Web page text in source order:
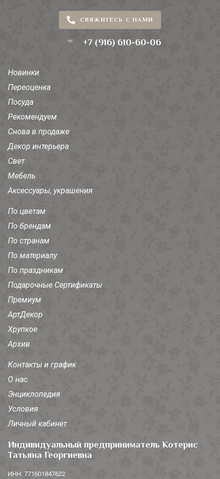
СВЯЖИТЕСЬ С НАМИ
+7 (916) 610-60-06
Новинки
Переоценка
Посуда
Рекомендуем
Снова в продаже
Декор интерьера
Свет
Мебель
Аксессуары, украшения
По цветам
По брендам
По странам
По материалу
По праздникам
Подарочные Сертификаты
Премиум
АртДекор
Хрупкое
Архив
Контакты и график
О нас
Энциклопедия
Условия
Личный кабинет
Индивидуальный предприниматель Котерис
Татьяна Георгиевна
ИНН: 771601847622